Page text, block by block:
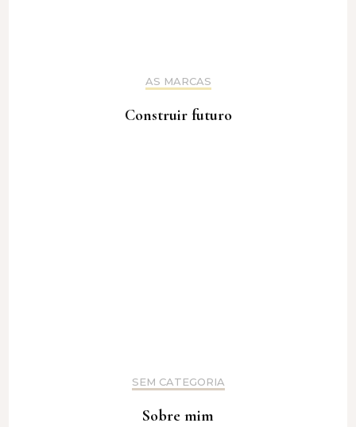
AS MARCAS
Construir futuro
SEM CATEGORIA
Sobre mim